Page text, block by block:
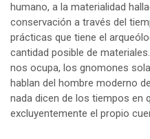
humano, a la materialidad
conservación a través del
prácticas que tiene el
cantidad posible de materiales.
nos ocupa, los gnomones
hablan del hombre moderno
nada dicen de los tiempos en
excluyentemente el propio